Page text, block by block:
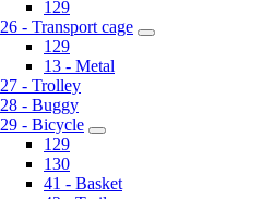
129
26 - Transport cage
129
13 - Metal
27 - Trolley
28 - Buggy
29 - Bicycle
129
130
41 - Basket